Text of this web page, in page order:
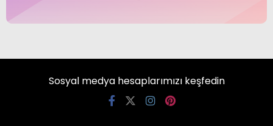
Sosyal medya hesaplarımızı keşfedin